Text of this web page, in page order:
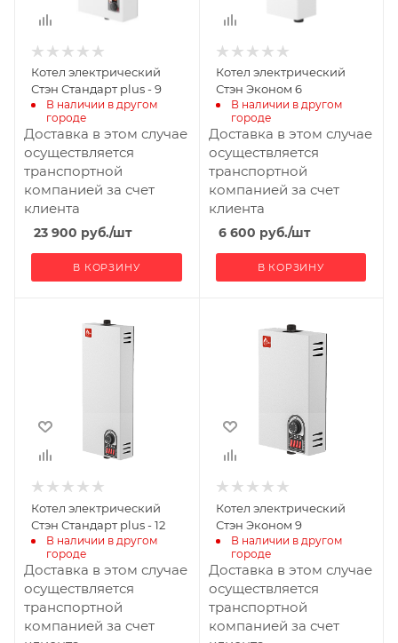
Котел электрический
Стэн Стандарт plus - 9
В наличии в другом
городе
Доставка в этом случае
осуществляется
транспортной
компанией за счет
клиента
23 900 руб./шт
В КОРЗИНУ
Котел электрический
Стэн Эконом 6
В наличии в другом
городе
Доставка в этом случае
осуществляется
транспортной
компанией за счет
клиента
6 600 руб./шт
В КОРЗИНУ
Ширина, мм
125
Габариты В*Ш*Г мм
Гарантия, мес.
24
Котел электрический
Стэн Стандарт plus - 12
В наличии в другом
городе
Доставка в этом случае
осуществляется
транспортной
компанией за счет
Котел электрический
Стэн Эконом 9
В наличии в другом
городе
Доставка в этом случае
осуществляется
транспортной
компанией за счет